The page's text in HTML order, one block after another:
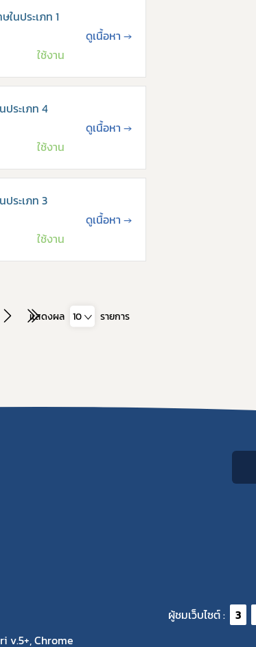
ในประเภท 1
ใช้งาน
ดูเนื้อหา →
ประเภท 4
ใช้งาน
ดูเนื้อหา →
ระเภท 3
ใช้งาน
ดูเนื้อหา →
แสดงผล 10 รายการ
v.5+, Chrome
ผู้ชมเว็บไซต์ : 3